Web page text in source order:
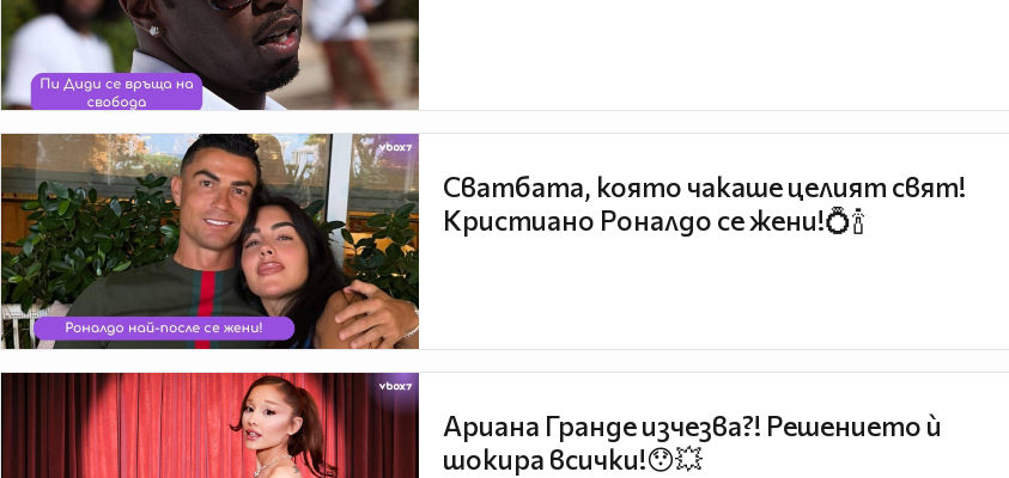
Сватбата, която чакаше целият свят!
Кристиано Роналдо се жени!💍🍾
Ариана Гранде изчезва?! Решението ѝ
шокира всички!😯💥